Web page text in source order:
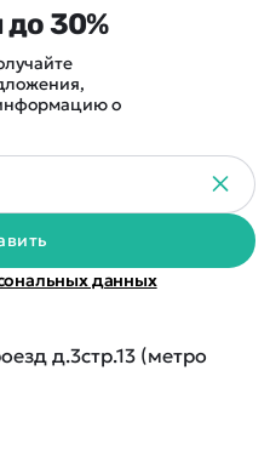
д.3стр.13 (метро
30%
о
данных